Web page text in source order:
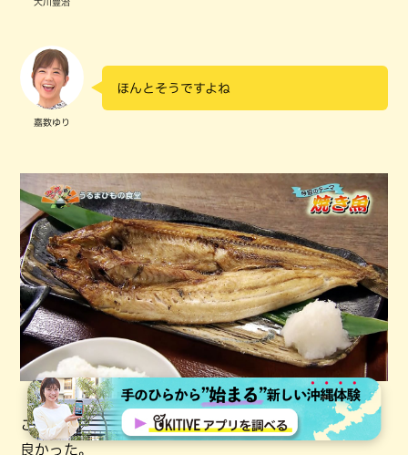
大川豊治
嘉数ゆり
ほんとそうですよね
この大きさだとごはん3杯は必要かも。おかわり自由で
良かった。